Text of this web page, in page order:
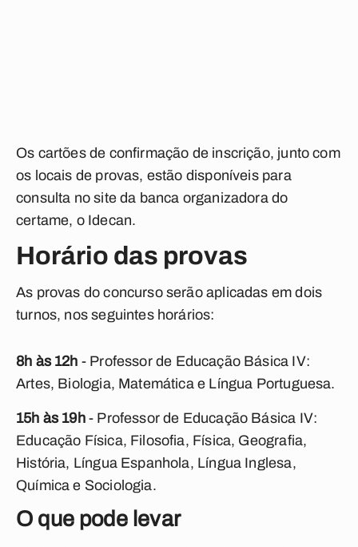
Os cartões de confirmação de inscrição, junto com
os locais de provas, estão disponíveis para
consulta no site da banca organizadora do
certame, o Idecan.
Horário das provas
As provas do concurso serão aplicadas em dois
turnos, nos seguintes horários:
8h às 12h - Professor de Educação Básica IV:
Artes, Biologia, Matemática e Língua Portuguesa.
15h às 19h- Professor de Educação Básica IV:
Educação Física, Filosofia, Física, Geografia,
História, Língua Espanhola, Língua Inglesa,
Química e Sociologia.
O que pode levar